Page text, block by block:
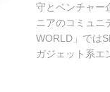
守とベンチャー
ニアのコミュニ
WORLD」では
ガジェット系エ